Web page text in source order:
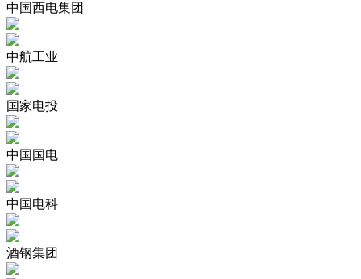
中国西电集团
中航工业
国家电投
中国国电
中国电科
酒钢集团